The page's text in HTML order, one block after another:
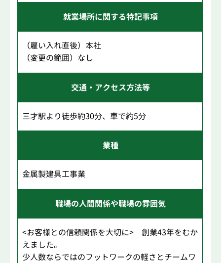
就業場所に関する特記事項
（雇い入れ直後）本社
（変更の範囲）なし
交通・アクセス方法等
三才駅より徒歩約30分、車で約5分
業種
金属製建具工事業
職場の人間関係や職場の雰囲気
<お客様との信頼関係を大切に> 創業43年をむか
えました。
少人数ならではのフットワークの軽さとチームワ